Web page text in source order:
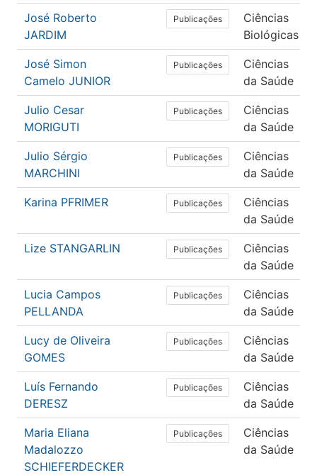
José Roberto
JARDIM
Publicações
Ciências
Biológicas
José Simon
Camelo JUNIOR
Publicações
Ciências
da Saúde
Julio Cesar
MORIGUTI
Publicações
Ciências
da Saúde
Julio Sérgio
MARCHINI
Publicações
Ciências
da Saúde
Karina PFRIMER Publicações
Ciências
da Saúde
Lize STANGARLIN Publicações
Ciências
da Saúde
Lucia Campos
PELLANDA
Publicações
Ciências
da Saúde
Lucy de Oliveira
GOMES
Publicações
Ciências
da Saúde
Luís Fernando
DERESZ
Publicações
Ciências
da Saúde
Maria Eliana
Madalozzo
SCHIEFERDECKER
Publicações
Ciências
da Saúde